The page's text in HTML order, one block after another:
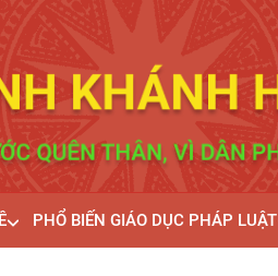
PHỔ BIẾN GIÁO DỤC PHÁP LUẬT